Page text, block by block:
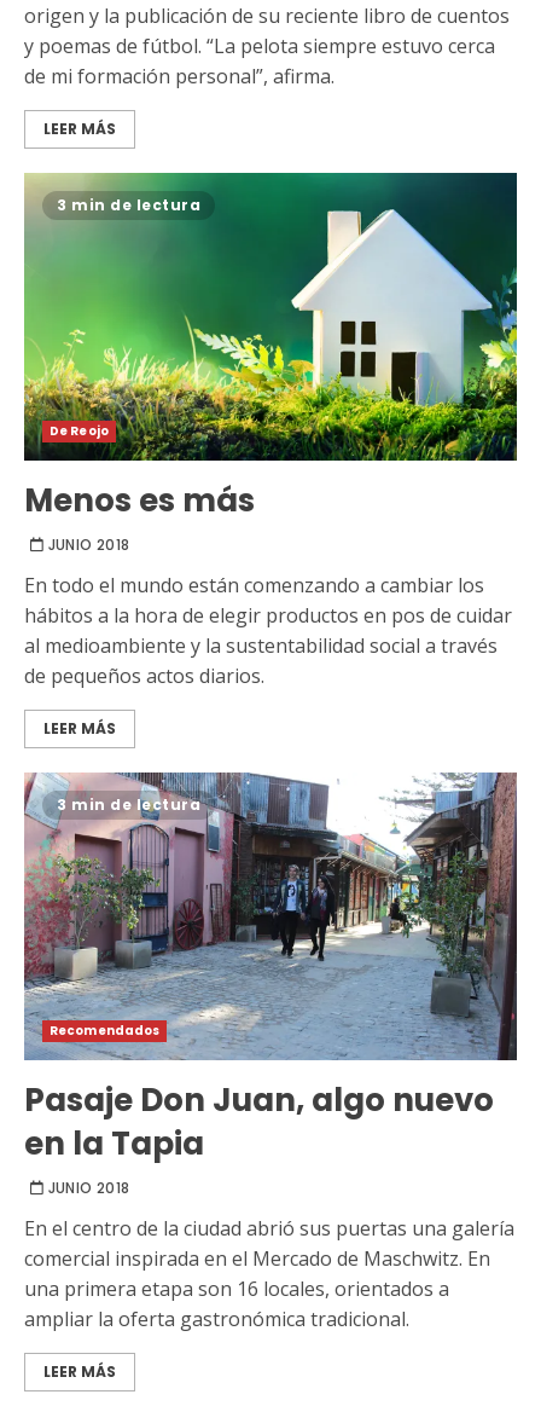
origen y la publicación de su reciente libro de cuentos
y poemas de fútbol. “La pelota siempre estuvo cerca
de mi formación personal”, afirma.
LEER MÁS
3 min de lectura
De Reojo
Menos es más
JUNIO 2018
En todo el mundo están comenzando a cambiar los
hábitos a la hora de elegir productos en pos de cuidar
al medioambiente y la sustentabilidad social a través
de pequeños actos diarios.
LEER MÁS
3 min de lectura
Recomendados
Pasaje Don Juan, algo nuevo
en la Tapia
JUNIO 2018
En el centro de la ciudad abrió sus puertas una galería
comercial inspirada en el Mercado de Maschwitz. En
una primera etapa son 16 locales, orientados a
ampliar la oferta gastronómica tradicional.
LEER MÁS